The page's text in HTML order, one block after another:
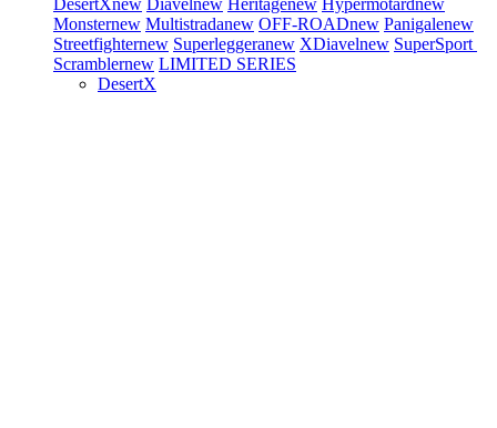
DesertXnew Diavelnew Heritagenew Hypermotardnew
Monsternew Multistradanew OFF-ROADnew Panigalenew
Streetfighternew Superleggeranew XDiavelnew SuperSport
Scramblernew LIMITED SERIES
DesertX